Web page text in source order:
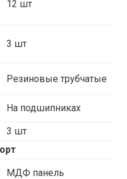
12 шт
3 шт
Резиновые трубчатые
На подшипниках
3 шт
МДФ панель